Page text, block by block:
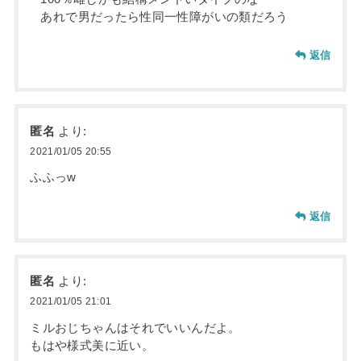
あれで男だったら性同一性障がいの類だろう
返信
匿名 より:
2021/01/05 20:55
ふふっw
返信
匿名 より:
2021/01/05 21:01
ミルおじちゃんはそれでいいんだよ。
もはや様式美に近い。